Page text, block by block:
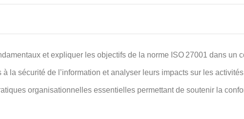
et expliquer les objectifs de la norme ISO 27001 dans un
à la sécurité de l’information et analyser leurs impacts sur les
organisationnelles essentielles permettant de soutenir la